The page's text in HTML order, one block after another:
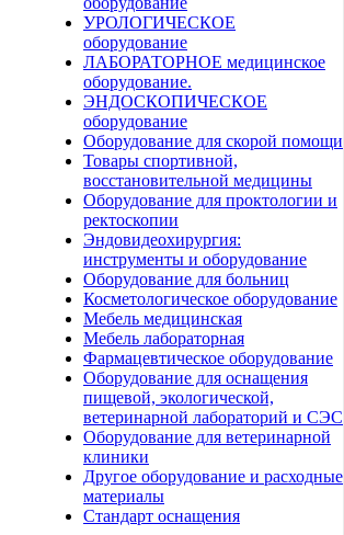
УРОЛОГИЧЕСКОЕ
оборудование
ЛАБОРАТОРНОЕ медицинское
оборудование.
ЭНДОСКОПИЧЕСКОЕ
оборудование
Оборудование для скорой помощи
Товары спортивной,
восстановительной медицины
Оборудование для проктологии и
ректоскопии
Эндовидеохирургия:
инструменты и оборудование
Оборудование для больниц
Косметологическое оборудование
Мебель медицинская
Мебель лабораторная
Фармацевтическое оборудование
Оборудование для оснащения
пищевой, экологической,
ветеринарной лабораторий и СЭС
Оборудование для ветеринарной
клиники
Другое оборудование и расходные
материалы
Стандарт оснащения